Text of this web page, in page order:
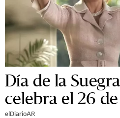
Día de la
celebra el 26
elDiarioAR